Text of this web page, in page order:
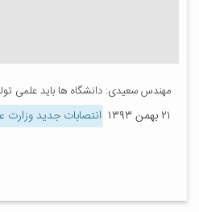
مهندس سعیدی: دانشگاه ها باید علمی
۲۱ بهمن ۱۳۹۳ انتصابات جدید